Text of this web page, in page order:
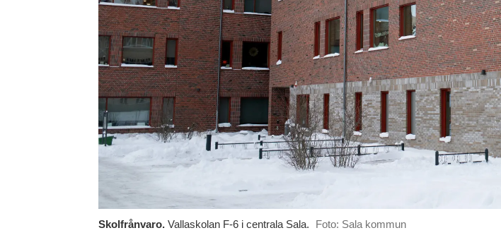
Skolfrånvaro.Vallaskolan F-6 i centrala Sala. Foto: Sala kommun